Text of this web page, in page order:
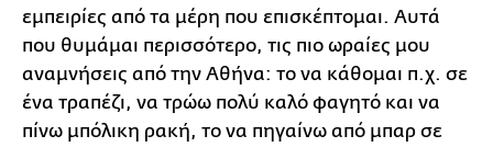
εμπειρίες από τα μέρη που επισκέπτομαι. Αυτά
που θυμάμαι περισσότερο, τις πιο ωραίες μου
αναμνήσεις από την Αθήνα: το να κάθομαι π.χ. σε
ένα τραπέζι, να τρώω πολύ καλό φαγητό και να
πίνω μπόλικη ρακή, το να πηγαίνω από μπαρ σε